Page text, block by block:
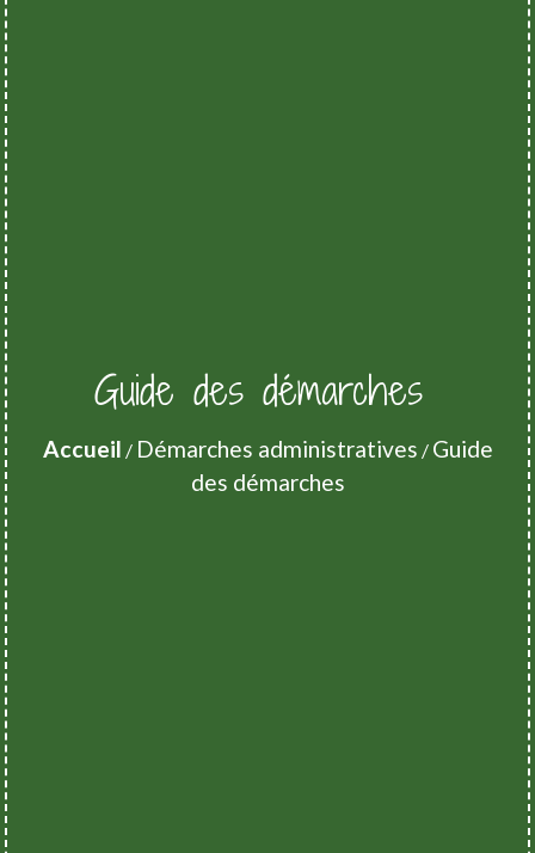
Guide des démarches
Accueil / Démarches administratives / Guide
des démarches